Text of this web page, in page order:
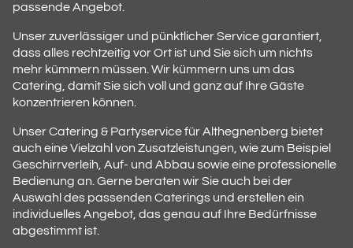
passende Angebot.
Unser zuverlässiger und pünktlicher Service garantiert,
dass alles rechtzeitig vor Ort ist und Sie sich um nichts
mehr kümmern müssen. Wir kümmern uns um das
Catering, damit Sie sich voll und ganz auf Ihre Gäste
konzentrieren können.
Unser Catering & Partyservice für Althegnenberg bietet
auch eine Vielzahl von Zusatzleistungen, wie zum Beispiel
Geschirrverleih, Auf- und Abbau sowie eine professionelle
Bedienung an. Gerne beraten wir Sie auch bei der
Auswahl des passenden Caterings und erstellen ein
individuelles Angebot, das genau auf Ihre Bedürfnisse
abgestimmt ist.